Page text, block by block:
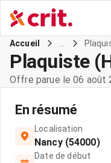
Accueil
Plaquiste
Offre parue le 06 août
En résumé
Localisation
Nancy (54000)
Date de début